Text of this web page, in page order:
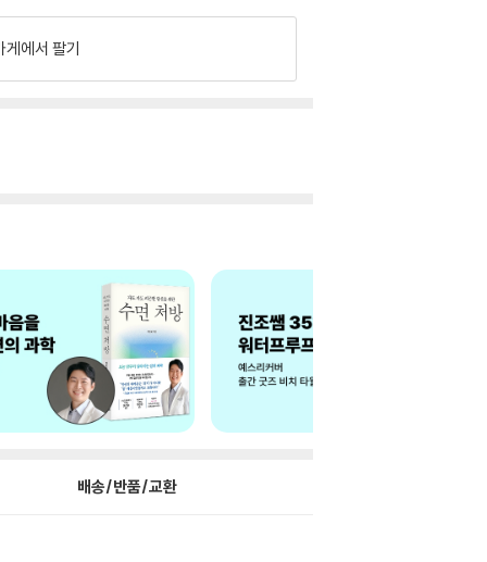
게에서 팔기
배송/반품/교환